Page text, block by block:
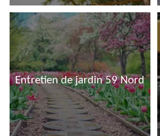
Entretien de jardin 59 Nord